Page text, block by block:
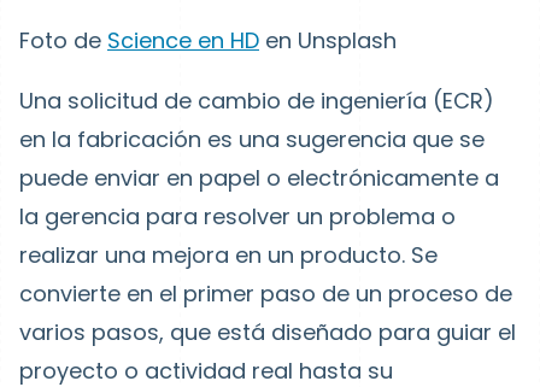
Foto de Science en HD en Unsplash
Una solicitud de cambio de ingeniería (ECR)
en la fabricación es una sugerencia que se
puede enviar en papel o electrónicamente a
la gerencia para resolver un problema o
realizar una mejora en un producto. Se
convierte en el primer paso de un proceso de
varios pasos, que está diseñado para guiar el
proyecto o actividad real hasta su